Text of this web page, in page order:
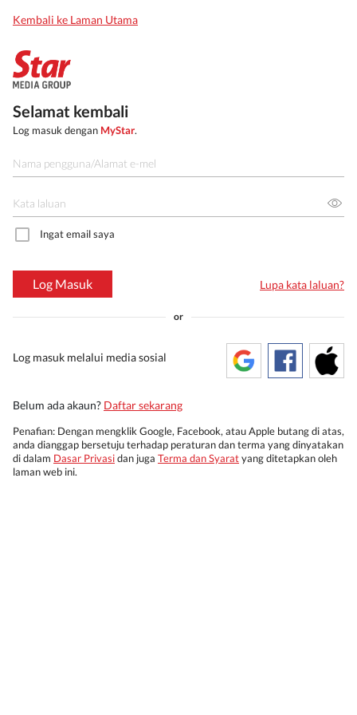
Kembali ke Laman Utama
Selamat kembali
Log masuk dengan MyStar.
Ingat email saya
Log Masuk Lupa kata laluan?
or
Log masuk melalui media sosial
Belum ada akaun? Daftar sekarang
Penafian: Dengan mengklik Google, Facebook, atau Apple butang di atas,
anda dianggap bersetuju terhadap peraturan dan terma yang dinyatakan
di dalam Dasar Privasidan juga Terma dan Syaratyang ditetapkan oleh
laman web ini.